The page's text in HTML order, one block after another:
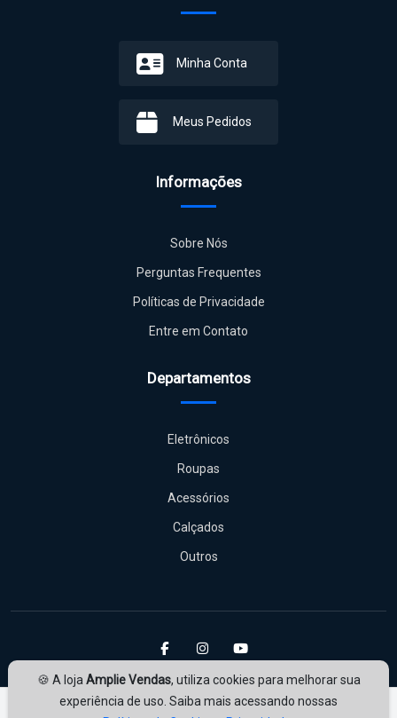
🍪 A loja Amplie Vendas, utiliza cookies para melhorar sua
experiência de uso. Saiba mais acessando nossas
Minha Conta
Meus Pedidos
Informações
Sobre Nós
Perguntas Frequentes
Políticas de Privacidade
Entre em Contato
Departamentos
Eletrônicos
Roupas
Acessórios
Calçados
Outros